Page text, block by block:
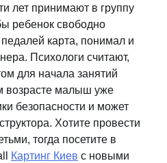
лет принимают в группу
ребенок свободно
карта, понимал и
Психологи считают,
для начала занятий
возрасте малыш уже
безопасности и может
Хотите провести
тогда посетите в
Картинг Киев с новыми